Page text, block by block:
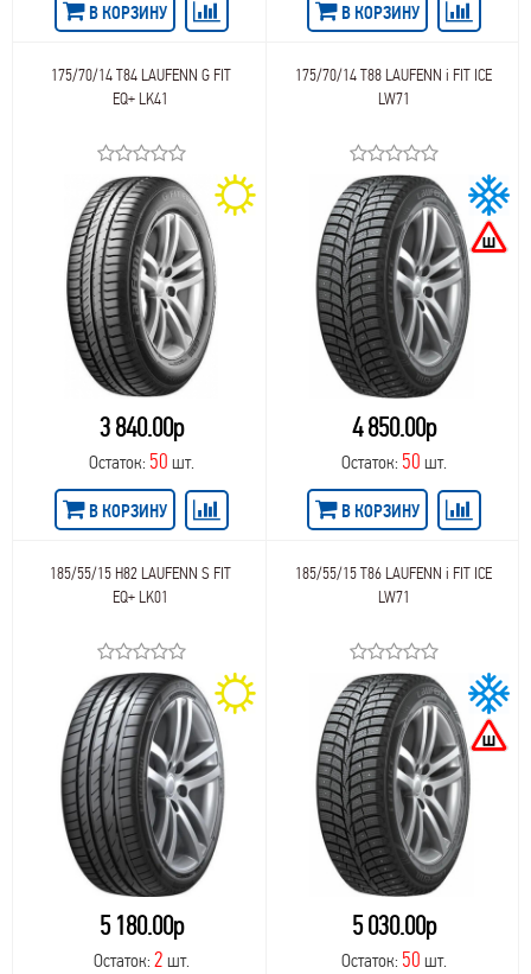
В КОРЗИНУ В КОРЗИНУ
175/70/14 T84 LAUFENN G FIT
EQ+ LK41
3 840.00р
Остаток: 50 шт.
В КОРЗИНУ
175/70/14 T88 LAUFENN i FIT ICE
LW71
4 850.00р
Остаток: 50 шт.
В КОРЗИНУ
185/55/15 H82 LAUFENN S FIT
EQ+ LK01
5 180.00р
Остаток: 2 шт.
185/55/15 T86 LAUFENN i FIT ICE
LW71
5 030.00р
Остаток: 50 шт.